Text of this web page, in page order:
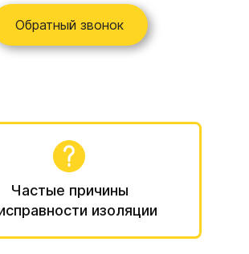
Обратный звонок
Частые причины
изоляции